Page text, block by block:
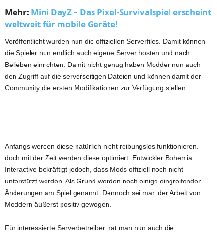
Mehr: Mini DayZ – Das Pixel-Survivalspiel erscheint
weltweit für mobile Geräte!
Veröffentlicht wurden nun die offiziellen Serverfiles. Damit können
die Spieler nun endlich auch eigene Server hosten und nach
Belieben einrichten. Damit nicht genug haben Modder nun auch
den Zugriff auf die serverseitigen Dateien und können damit der
Community die ersten Modifikationen zur Verfügung stellen.
Anfangs werden diese natürlich nicht reibungslos funktionieren,
doch mit der Zeit werden diese optimiert. Entwickler Bohemia
Interactive bekräftigt jedoch, dass Mods offiziell noch nicht
unterstützt werden. Als Grund werden noch einige eingreifenden
Änderungen am Spiel genannt. Dennoch sei man der Arbeit von
Moddern äußerst positiv gewogen.
Für interessierte Serverbetreiber hat man nun auch die